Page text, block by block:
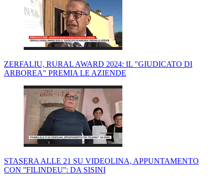
ZERFALIU, RURAL AWARD 2024: IL "GIUDICATO DI
ARBOREA" PREMIA LE AZIENDE
STASERA ALLE 21 SU VIDEOLINA, APPUNTAMENTO
CON ''FILINDEU'': DA SISINI